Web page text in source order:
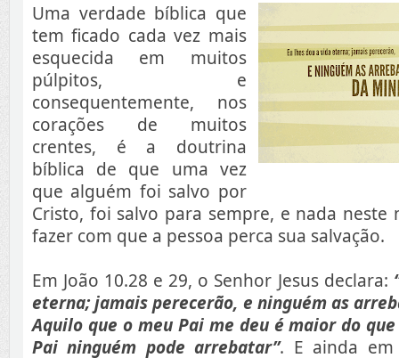
Uma verdade bíblica que
tem ficado cada vez mais
esquecida em muitos
púlpitos, e
consequentemente, nos
corações de muitos
crentes, é a doutrina
bíblica de que uma vez
que alguém foi salvo por
Cristo, foi salvo para sempre, e nada neste
fazer com que a pessoa perca sua salvação.
Em João 10.28 e 29, o Senhor Jesus declara:
eterna; jamais perecerão, e ninguém as
Aquilo que o meu Pai me deu é maior do
Pai ninguém pode arrebatar”. E ainda em